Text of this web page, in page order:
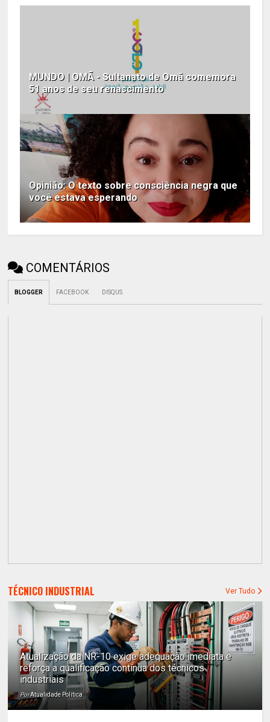
MUNDO | OMÃ - Sultanato de Omã comemora
51 anos de seu renascimento
Opinião: O texto sobre consciência negra que
você estava esperando
COMENTÁRIOS
BLOGGER FACEBOOK DISQUS
TÉCNICO INDUSTRIAL Ver Tudo
Atualização da NR-10 exige adequação imediata e
reforça a qualificação contínua dos técnicos
industriais
PorAtualidade Política